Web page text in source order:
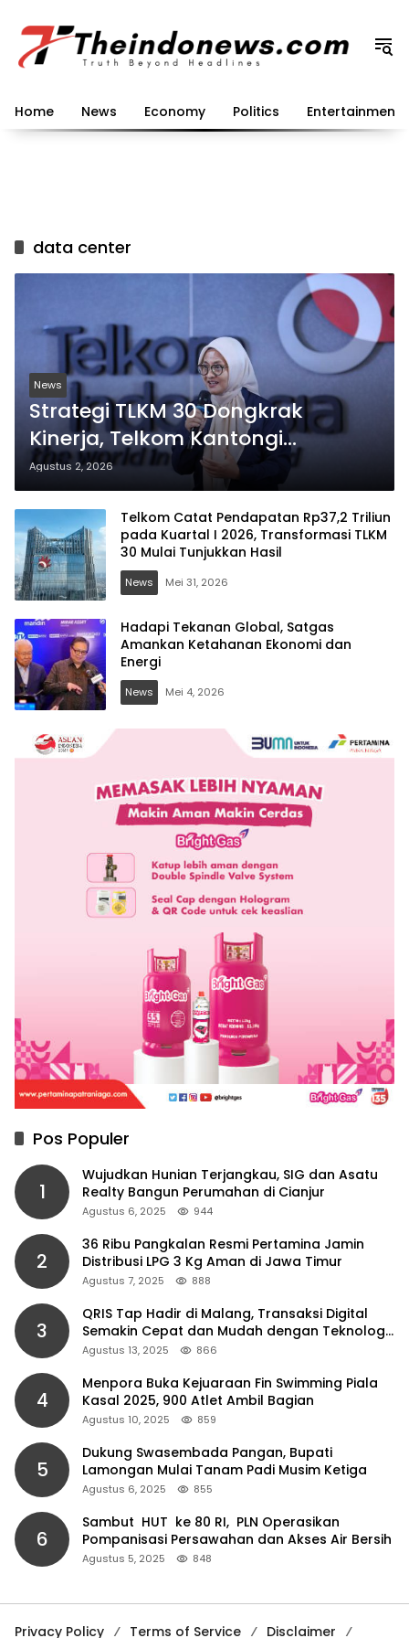
konten
Home News Economy Politics Entertainment
data center
News
Strategi TLKM 30 Dongkrak
Kinerja, Telkom Kantongi
Pendapatan Rp75,9 Triliun
Agustus 2, 2026
Telkom Catat Pendapatan Rp37,2 Triliun
pada Kuartal I 2026, Transformasi TLKM
30 Mulai Tunjukkan Hasil
News Mei 31, 2026
Hadapi Tekanan Global, Satgas
Amankan Ketahanan Ekonomi dan
Energi
News Mei 4, 2026
Pos Populer
1
Wujudkan Hunian Terjangkau, SIG dan Asatu
Realty Bangun Perumahan di Cianjur
Agustus 6, 2025 944
2
36 Ribu Pangkalan Resmi Pertamina Jamin
Distribusi LPG 3 Kg Aman di Jawa Timur
Agustus 7, 2025 888
3
QRIS Tap Hadir di Malang, Transaksi Digital
Semakin Cepat dan Mudah dengan Teknologi
NFC
Agustus 13, 2025 866
4
Menpora Buka Kejuaraan Fin Swimming Piala
Kasal 2025, 900 Atlet Ambil Bagian
Agustus 10, 2025 859
5
Dukung Swasembada Pangan, Bupati
Lamongan Mulai Tanam Padi Musim Ketiga
Agustus 6, 2025 855
6
Sambut HUT ke 80 RI, PLN Operasikan
Pompanisasi Persawahan dan Akses Air Bersih
Agustus 5, 2025 848
Privacy Policy Terms of Service Disclaimer